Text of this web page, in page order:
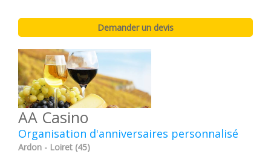
AA Casino
Organisation d'anniversaires personnalisé
Ardon - Loiret (45)